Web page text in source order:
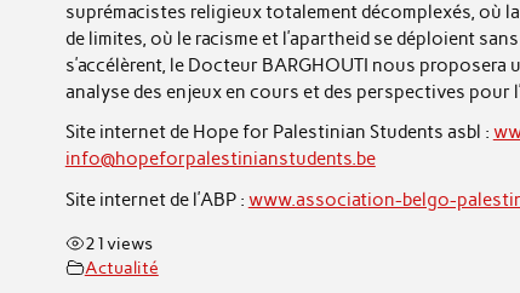
suprémacistes religieux totalement décomplexés, où
de limites, où le racisme et l’apartheid se déploient
s’accélèrent, le Docteur BARGHOUTI nous
analyse des enjeux en cours et des perspectives pour
Site internet de Hope for Palestinian Students asbl :
info@hopeforpalestinianstudents.be
Site internet de l’ABP : www.association-belgo-
21views
Actualité